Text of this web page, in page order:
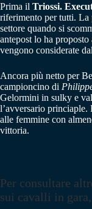
Prima il Triossi.
riferimento per tutti. La
settore quando si
antepost lo ha
vengono considerate
Ancora più netto per
campioncino di
Gelormini in sulky e
l’avversario
alle femmine con
vittoria.
Per consultare
sui cavalli in